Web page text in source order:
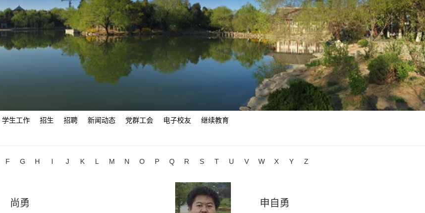
学生工作 招生 招聘 新闻动态 党群工会 电子校友 继续教育
F G H I J K L M N O P Q R S T U V W X Y Z
尚勇 申自勇